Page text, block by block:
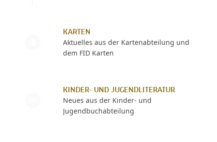
KARTEN
Aktuelles aus der Kartenabteilung und
dem FID Karten
KINDER- UND JUGENDLITERATUR
Neues aus der Kinder- und
Jugendbuchabteilung